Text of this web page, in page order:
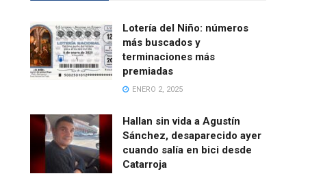
Lotería del Niño: números
más buscados y
terminaciones más
premiadas
ENERO 2, 2025
Hallan sin vida a Agustín
Sánchez, desaparecido ayer
cuando salía en bici desde
Catarroja